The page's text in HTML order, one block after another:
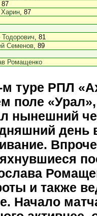
87
Харин, 87
Тодорович, 81
Семенов, 89
Ромащенко
м туре РПЛ
поле
нынешний
день
и также
Начало